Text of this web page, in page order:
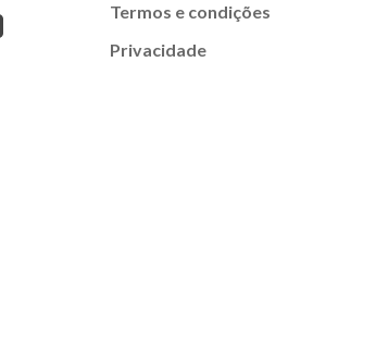
Termos e condições
Privacidade